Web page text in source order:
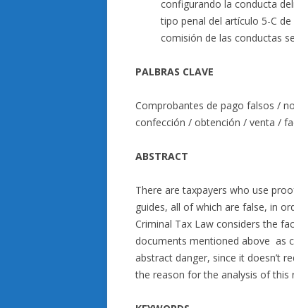
configurando la conducta
tipo penal del artículo 5-C de
comisión de las conductas
PALBRAS CLAVE
Comprobantes de pago falsos /
confección / obtención / venta /
ABSTRACT
There are taxpayers who use
guides, all of which are false, in
Criminal Tax Law considers the
documents mentioned above as
abstract danger, since it doesn’t
the reason for the analysis of this